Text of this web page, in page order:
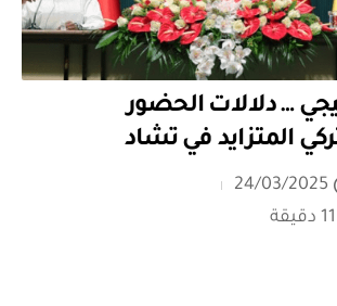
… دلالات الحضور
المتزايد في تشاد
24/03/